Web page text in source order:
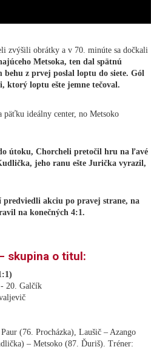
zvýšili obrátky a v 70. minúte sa dočkali
Metsoka, ten dal spätnú
z prvej poslal loptu do siete. Gól
ktorý loptu ešte jemne tečoval.
ideálny center, no Metsoko
útoku, Chorcheli pretočil hru na ľavé
jeho ranu ešte Jurička vyrazil,
akciu po pravej strane, na
na konečných 4:1.
skupina o titul:
20. Galčík
(76. Procházka), Laušič – Azango
– Metsoko (87. Ďuriš). Tréner: